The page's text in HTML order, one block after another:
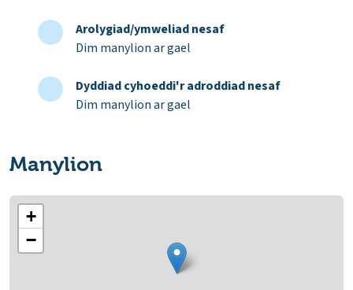
Arolygiad/ymweliad nesaf
Dim manylion ar gael
Dyddiad cyhoeddi'r adroddiad nesaf
Dim manylion ar gael
Manylion
+
−